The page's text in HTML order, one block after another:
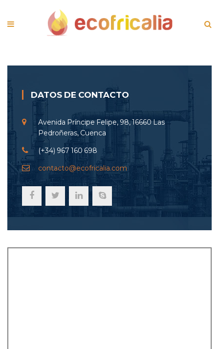
DATOS DE CONTACTO
Avenida Príncipe Felipe, 98, 16660 Las
Pedroñeras, Cuenca
(+34) 967 160 698
contacto@ecofricalia.com